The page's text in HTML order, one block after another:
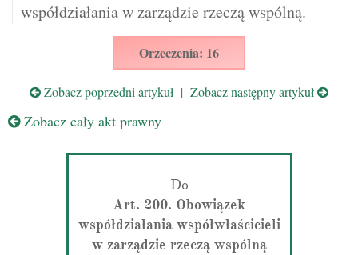
współdziałania w zarządzie rzeczą wspólną.
Orzeczenia: 16
Zobacz poprzedni artykuł | Zobacz następny artykuł
Zobacz cały akt prawny
Do
Art. 200. Obowiązek
współdziałania współwłaścicieli
w zarządzie rzeczą wspólną